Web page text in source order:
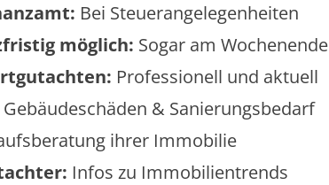
Bei Steuerangelegenheiten
möglich: Sogar am Wochenende
Professionell und aktuell
Gebäudeschäden & Sanierungsbedarf
ihrer Immobilie
Infos zu Immobilientrends